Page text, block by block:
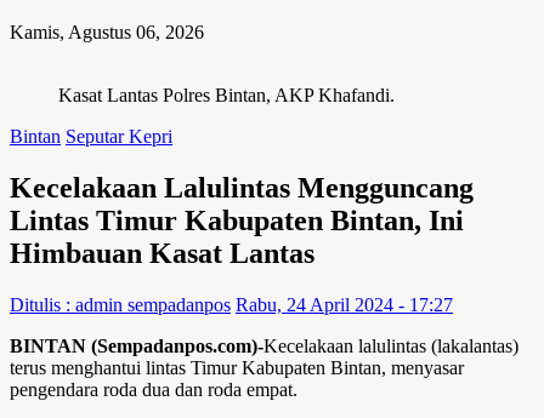
Kamis, Agustus 06, 2026
Kasat Lantas Polres Bintan, AKP Khafandi.
Bintan Seputar Kepri
Kecelakaan Lalulintas Mengguncang
Lintas Timur Kabupaten Bintan, Ini
Himbauan Kasat Lantas
Ditulis : admin sempadanpos Rabu, 24 April 2024 - 17:27
BINTAN (Sempadanpos.com)-Kecelakaan lalulintas (lakalantas)
terus menghantui lintas Timur Kabupaten Bintan, menyasar
pengendara roda dua dan roda empat.